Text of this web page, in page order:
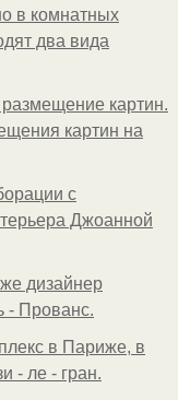
в комнатных
два вида
картин.
картин на
с
Джоанной
дизайнер
- Прованс.
в Париже, в
- ле - гран.